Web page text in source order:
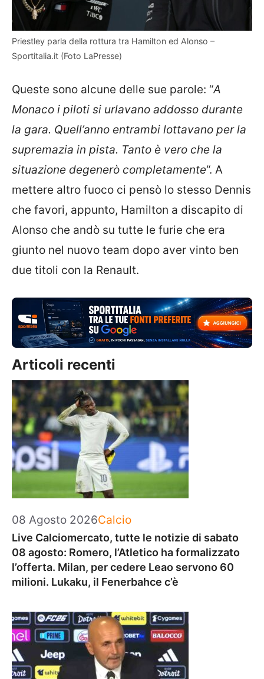
Priestley parla della rottura tra Hamilton ed Alonso –
Sportitalia.it (Foto LaPresse)
Queste sono alcune delle sue parole: “A
Monaco i piloti si urlavano addosso durante
la gara. Quell’anno entrambi lottavano per la
supremazia in pista. Tanto è vero che la
situazione degenerò completamente“. A
mettere altro fuoco ci pensò lo stesso Dennis
che favori, appunto, Hamilton a discapito di
Alonso che andò su tutte le furie che era
giunto nel nuovo team dopo aver vinto ben
due titoli con la Renault.
Articoli recenti
08 Agosto 2026Categorie
Calcio
Live Calciomercato, tutte le notizie di sabato
08 agosto: Romero, l’Atletico ha formalizzato
l’offerta. Milan, per cedere Leao servono 60
milioni. Lukaku, il Fenerbahce c’è